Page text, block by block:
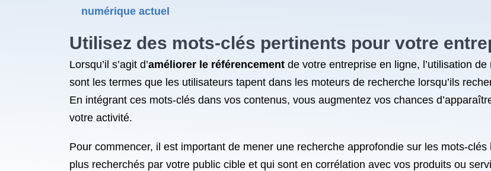
numérique actuel
Utilisez des mots-clés pertinents pour votre
Lorsqu’il s’agit d’améliorer le référencement de votre entreprise en ligne, l’utilisation
sont les termes que les utilisateurs tapent dans les moteurs de recherche lorsqu’ils
En intégrant ces mots-clés dans vos contenus, vous augmentez vos chances
votre activité.
Pour commencer, il est important de mener une recherche approfondie sur les mots-
plus recherchés par votre public cible et qui sont en corrélation avec vos produits ou